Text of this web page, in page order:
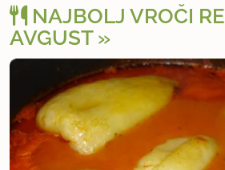
NAJBOLJ VROČI
AVGUST